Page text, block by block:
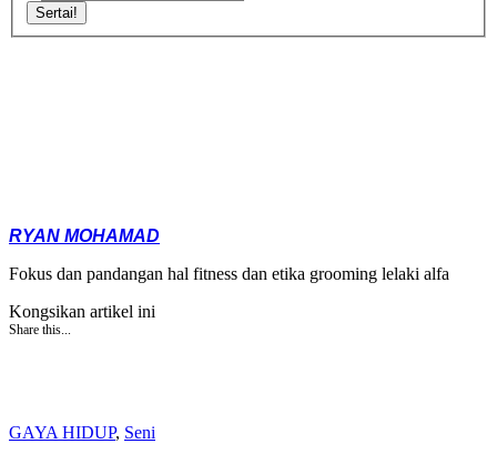
Sertai!
RYAN MOHAMAD
Fokus dan pandangan hal fitness dan etika grooming lelaki alfa
Kongsikan artikel ini
Share this...
GAYA HIDUP, Seni